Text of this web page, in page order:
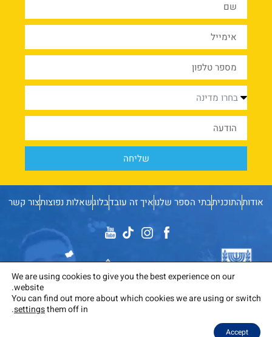
שליחה
אודותהתוכניתבתי הספר שלנואיך זה עובדבלוגשאלות נפוצותצור קשר
The Naale Elite Academy program is jointly funded by the
Israeli Ministry of Education and the Jewish Agency.
We are using cookies to give you the best experience on our
website.
You can find out more about which cookies we are using or switch
them off in
settings
.
Accept